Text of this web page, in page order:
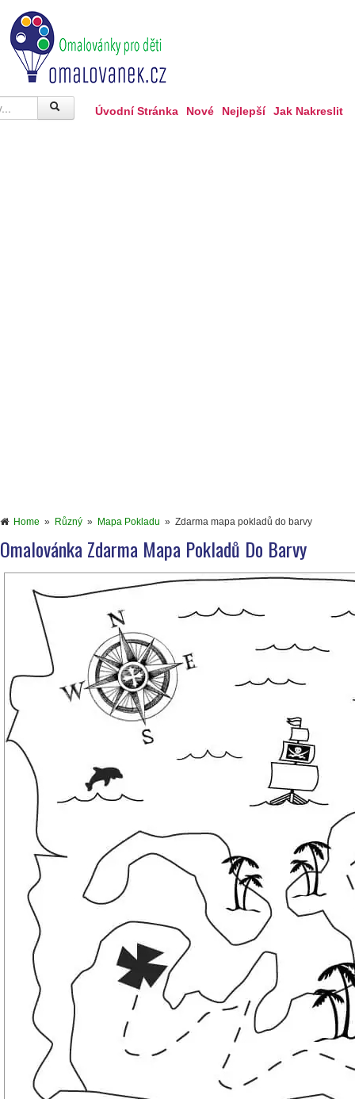
Úvodní Stránka Nové Nejlepší Jak Nakreslit
Home » Různý » Mapa Pokladu » Zdarma mapa pokladů do barvy
Omalovánka Zdarma Mapa Pokladů Do Barvy